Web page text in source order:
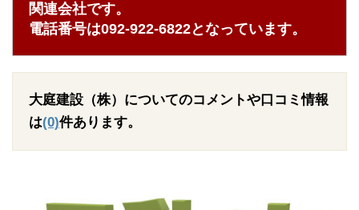
関連会社です。
電話番号は092-922-6822となっています。
大庭建設（株）についてのコメントや口コミ情報
は(0)件あります。